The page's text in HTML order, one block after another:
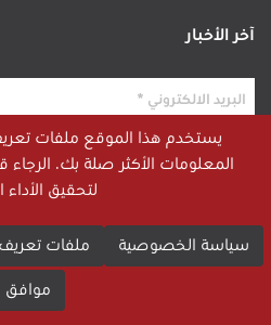
آخر الأخبار
يستخدم هذا الموقع ملفات
المعلومات الأكثر صلة بك. الرجاء
لتحقيق الأداء
سياسة الخصوصية ملفات تعريف
موافق